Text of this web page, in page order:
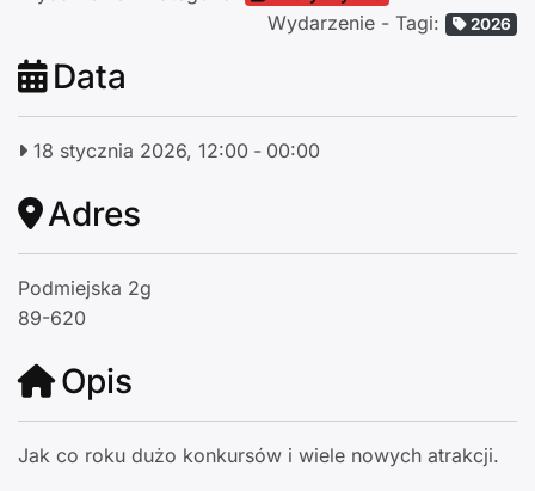
Wydarzenie - Tagi: 2026
Data
18 stycznia 2026, 12:00 - 00:00
Adres
Podmiejska 2g
89-620
Opis
Jak co roku dużo konkursów i wiele nowych atrakcji.